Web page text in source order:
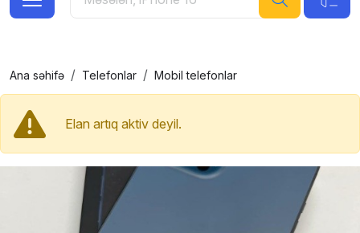
Ana səhifə Telefonlar Mobil telefonlar
Elan artıq aktiv deyil.